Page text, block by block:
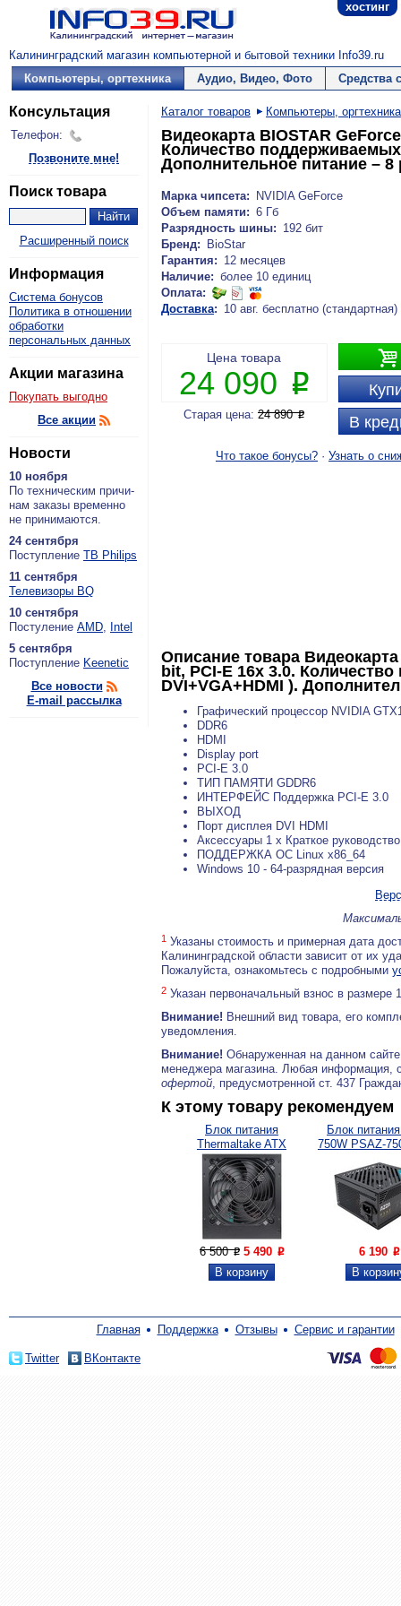
хостинг
Калининградский магазин компьютерной и бытовой техники Info39.ru
Компьютеры, оргтехника
Аудио, Видео, Фото Средства
Консультация
Телефон:
Позвоните мне!
Поиск товара
Расширенный поиск
Информация
Система бонусов
Политика в отношении
обработки
персональных данных
Акции магазина
Покупать выгодно
Все акции
Новости
10 ноября
По тех­ни­че­ским при­чи­
нам за­ка­зы вре­мен­но
не при­ни­ма­ют­ся.
24 сентября
По­ступ­ле­ние ТВ Philips
11 сентября
Теле­ви­зо­ры BQ
10 сентября
По­сту­ле­ние AMD, Intel
5 сентября
По­ступ­ле­ние Keenetic
Все новости
E-mail рассылка
Каталог товаров Компьютеры, оргтехника
Видеокарта BIOSTAR
Количество
Дополнительное питание – 8
Марка чипсета:
NVIDIA GeForce
Объем памяти: 6 Гб
Разрядность шины: 192 бит
Бренд:
BioStar
Гарантия: 12 месяцев
Наличие: более 10 единиц
Оплата:
Доставка: 10 авг. бесплатно (стандартная)

В
Цена товара
24 090 P
Старая цена:24 890P
Что такое бонусы? · Узнать о
Описание товара
bit, PCI-E 16x 3.0.
DVI+VGA+HDMI ).
Графический процессор NVIDIA
DDR6
HDMI
Display port
PCI-E 3.0
ТИП ПАМЯТИ GDDR6
ИНТЕРФЕЙС Поддержка PCI-E 3.0
ВЫХОД
Порт дисплея DVI HDMI
Аксессуары 1 x Краткое руководство
ПОДДЕРЖКА ОС Linux x86_64
Windows 10 - 64-разрядная версия
1 Указаны стоимость и примерная дата
Калининградской области зависит от их
Пожалуйста, ознакомьтесь с подробными
2 Указан первоначальный взнос в
Внимание! Внешний вид товара, его
уведомления.
Внимание! Обнаруженная на данном
менеджера магазина. Любая информация,
офертой, предусмотренной ст. 437
К этому товару рекомендуем
Блок питания
Thermaltake ATX
650W...
6 500P 5 490 P
Блок
750W PSAZ-
6 190 P
Главная Поддержка Отзывы Сервис и гарантии
Twitter ВКонтакте